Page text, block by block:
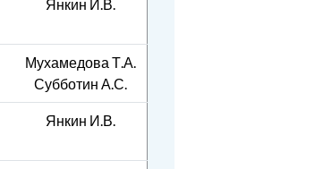
Янкин И.В.
Мухамедова Т.А.
Субботин А.С.
Янкин И.В.